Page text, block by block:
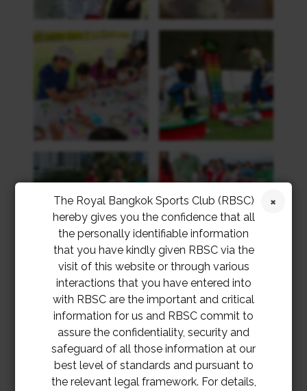
The Royal Bangkok Sports Club (RBSC)
hereby gives you the confidence that all
the personally identifiable information
that you have kindly given RBSC via the
visit of this website or through various
interactions that you have entered into
with RBSC are the important and critical
information for us and RBSC commit to
assure the confidentiality, security and
safeguard of all those information at our
best level of standards and pursuant to
the relevant legal framework. For details,